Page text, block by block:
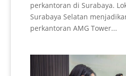
perkantoran di Surabaya.
Surabaya Selatan
perkantoran AMG Tower...